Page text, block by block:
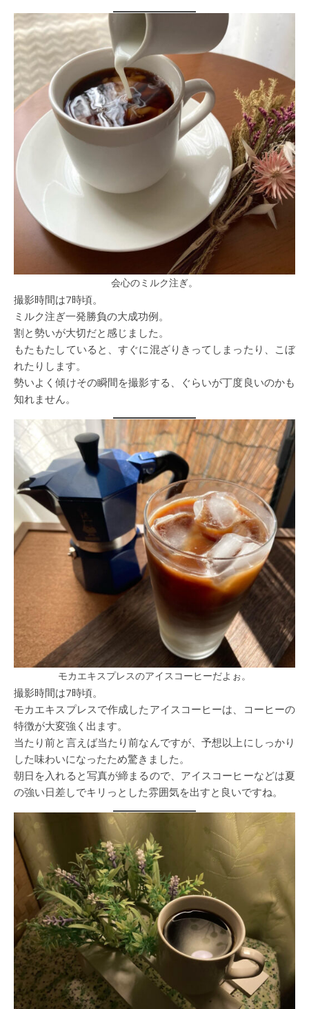
会心のミルク注ぎ。
撮影時間は7時頃。
ミルク注ぎ一発勝負の大成功例。
割と勢いが大切だと感じました。
もたもたしていると、すぐに混ざりきってしまったり、こぼ
れたりします。
勢いよく傾けその瞬間を撮影する、ぐらいが丁度良いのかも
知れません。
モカエキスプレスのアイスコーヒーだよぉ。
撮影時間は7時頃。
モカエキスプレスで作成したアイスコーヒーは、コーヒーの
特徴が大変強く出ます。
当たり前と言えば当たり前なんですが、予想以上にしっかり
した味わいになったため驚きました。
朝日を入れると写真が締まるので、アイスコーヒーなどは夏
の強い日差しでキリっとした雰囲気を出すと良いですね。